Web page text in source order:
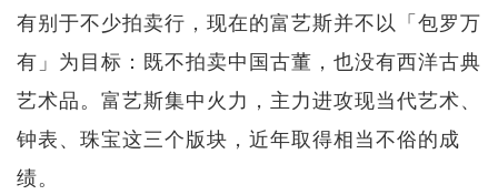
有别于不少拍卖行，现在的富艺斯并不以「包罗万
有」为目标：既不拍卖中国古董，也没有西洋古典
艺术品。富艺斯集中火力，主力进攻现当代艺术、
钟表、珠宝这三个版块，近年取得相当不俗的成
绩。